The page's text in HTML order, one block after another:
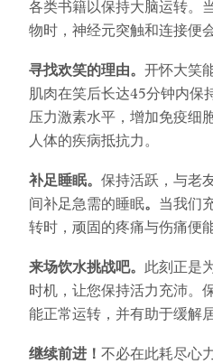
各类书籍以保持大脑运转。
物时，神经元突触和连接便
寻找欢笑的理由。 开怀大笑
肌肉在笑后长达45分钟内保
压力激素水平，增加免疫细
人体的疾病抵抗力。
补足睡眠。 保持活跃，与老
间补足急需的睡眠。 当我们
转时，顽固的疼痛与伤痛便
来场饮水挑战吧。 此刻正是
时机，让您保持活力充沛。
能正常运转，并有助于缓解
继续前进！ 不必在此耗尽心